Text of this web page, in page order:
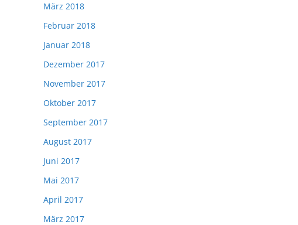
März 2018
Februar 2018
Januar 2018
Dezember 2017
November 2017
Oktober 2017
September 2017
August 2017
Juni 2017
Mai 2017
April 2017
März 2017